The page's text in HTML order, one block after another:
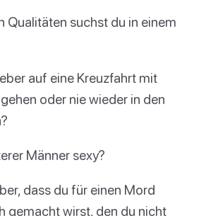
Qualitäten suchst du in einem
auf eine Kreuzfahrt mit
oder nie wieder in den
Männer sexy?
dass du für einen Mord
gemacht wirst, den du nicht